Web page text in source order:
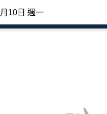
10日 週一